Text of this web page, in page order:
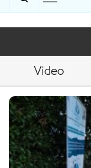
Video